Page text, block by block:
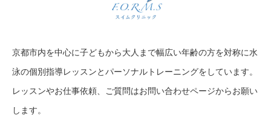
京都市内を中心に子どもから大人まで幅広い年齢の方を対称に水
泳の個別指導レッスンとパーソナルトレーニングをしています。
レッスンやお仕事依頼、ご質問はお問い合わせページからお願い
します。